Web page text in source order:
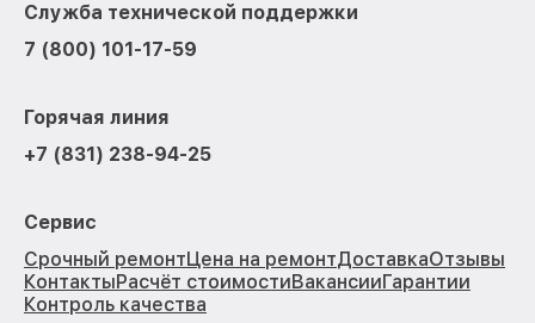
Служба технической поддержки
7 (800) 101-17-59
Горячая линия
+7 (831) 238-94-25
Сервис
Срочный ремонтЦена на ремонтДоставкаОтзывы
КонтактыРасчёт стоимостиВакансииГарантии
Контроль качества